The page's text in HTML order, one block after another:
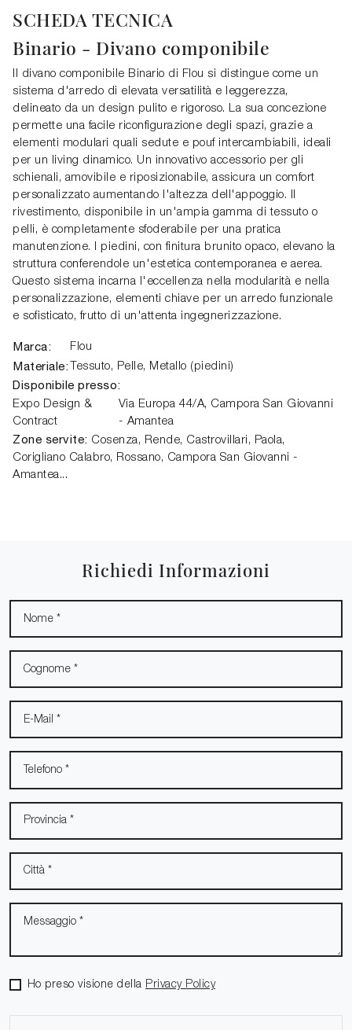
SCHEDA TECNICA
Binario - Divano componibile
Il divano componibile Binario di Flou si distingue come un
sistema d'arredo di elevata versatilità e leggerezza,
delineato da un design pulito e rigoroso. La sua concezione
permette una facile riconfigurazione degli spazi, grazie a
elementi modulari quali sedute e pouf intercambiabili, ideali
per un living dinamico. Un innovativo accessorio per gli
schienali, amovibile e riposizionabile, assicura un comfort
personalizzato aumentando l'altezza dell'appoggio. Il
rivestimento, disponibile in un'ampia gamma di tessuto o
pelli, è completamente sfoderabile per una pratica
manutenzione. I piedini, con finitura brunito opaco, elevano la
struttura conferendole un'estetica contemporanea e aerea.
Questo sistema incarna l'eccellenza nella modularità e nella
personalizzazione, elementi chiave per un arredo funzionale
e sofisticato, frutto di un'attenta ingegnerizzazione.
Marca: Flou
Materiale: Tessuto, Pelle, Metallo (piedini)
Disponibile presso:
Expo Design &
Contract
Via Europa 44/A, Campora San Giovanni
- Amantea
Zone servite: Cosenza, Rende, Castrovillari, Paola,
Corigliano Calabro, Rossano, Campora San Giovanni -
Amantea...
Richiedi Informazioni
Ho preso visione della Privacy Policy